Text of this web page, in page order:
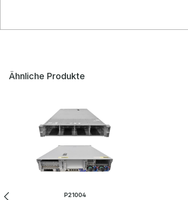
Ähnliche Produkte
P21004